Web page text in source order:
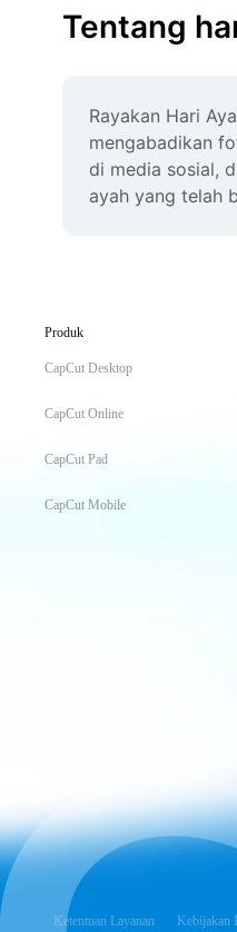
Tentang
Rayakan Hari
mengabadikan
di media sosial,
ayah yang telah
Produk
CapCut Desktop
CapCut Online
CapCut Pad
CapCut Mobile
Ketentuan Layanan Kebijakan